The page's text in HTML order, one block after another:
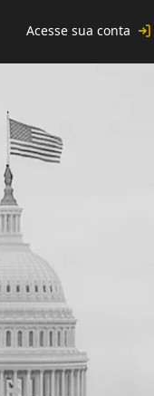
Acesse sua conta